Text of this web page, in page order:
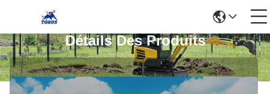
Détails Des Produits